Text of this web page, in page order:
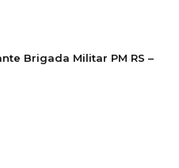
Brigada Militar PM RS –